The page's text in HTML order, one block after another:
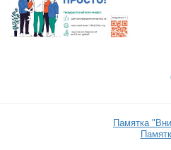
Памятка